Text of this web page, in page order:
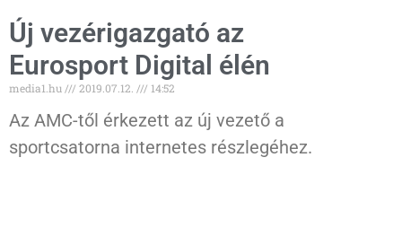
Új vezérigazgató az
Eurosport Digital élén
media1.hu 2019.07.12. 14:52
Az AMC-től érkezett az új vezető a
sportcsatorna internetes részlegéhez.